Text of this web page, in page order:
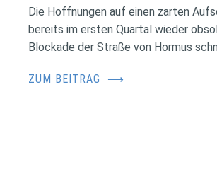
Die Hoffnungen auf einen zarten
bereits im ersten Quartal wieder
Blockade der Straße von Hormus
ZUM BEITRAG ⟶